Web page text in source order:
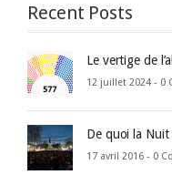
Recent Posts
Le vertige de
12 juillet 2024 - 0
De quoi la
17 avril 2016 - 0